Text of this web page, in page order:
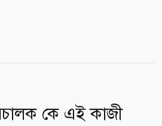
কে এই কাজী